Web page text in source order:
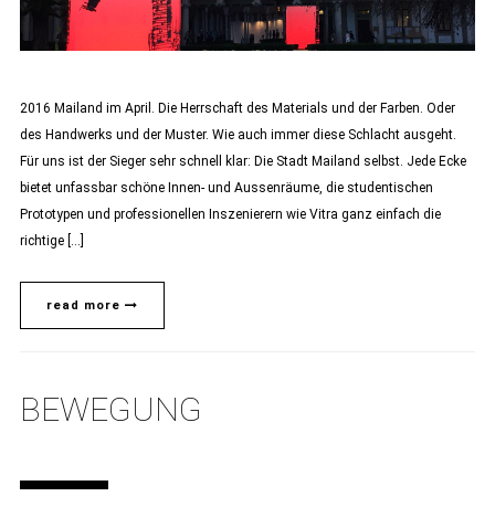
2016 Mailand im April. Die Herrschaft des Materials und der Farben. Oder
des Handwerks und der Muster. Wie auch immer diese Schlacht ausgeht.
Für uns ist der Sieger sehr schnell klar: Die Stadt Mailand selbst. Jede Ecke
bietet unfassbar schöne Innen- und Aussenräume, die studentischen
Prototypen und professionellen Inszenierern wie Vitra ganz einfach die
richtige […]
read more
BEWEGUNG